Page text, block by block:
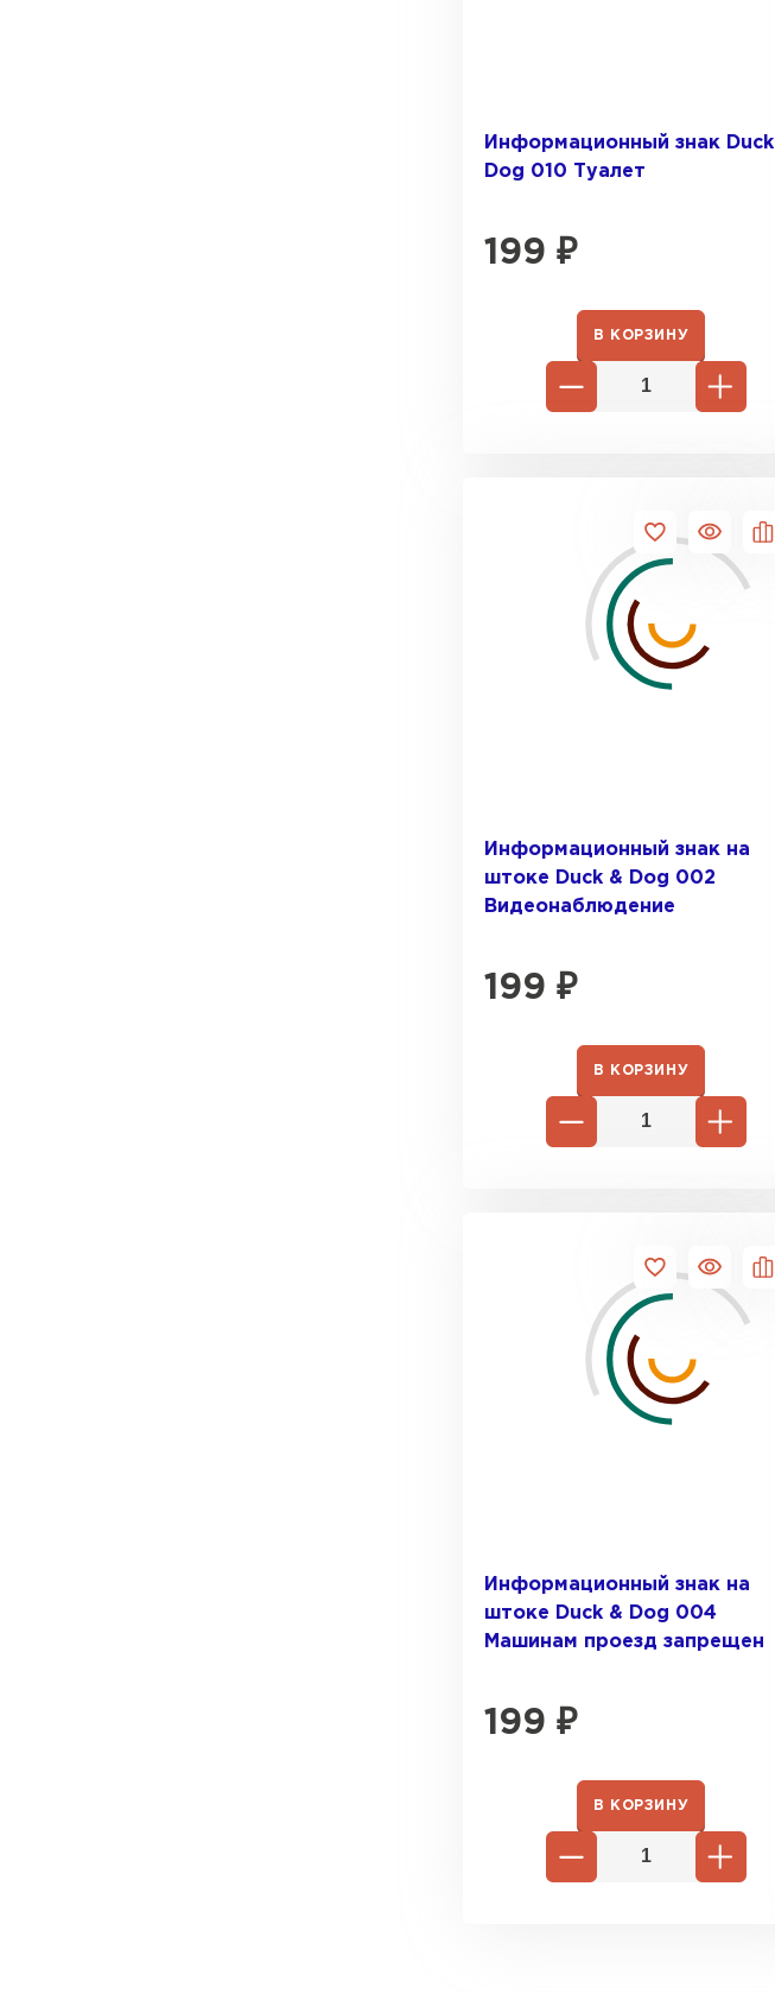
Информационный знак Duck
Dog 010 Туалет
199 ₽
В КОРЗИНУ
Информационный знак на
штоке Duck & Dog 002
Видеонаблюдение
199 ₽
В КОРЗИНУ
Информационный знак на
штоке Duck & Dog 004
Машинам проезд запрещен
199 ₽
В КОРЗИНУ